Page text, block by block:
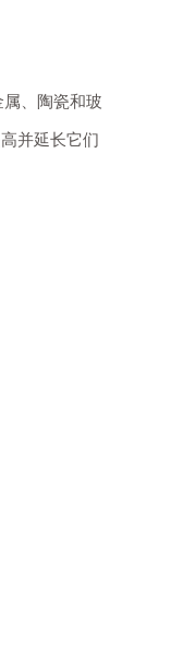
、陶瓷和玻
并延长它们